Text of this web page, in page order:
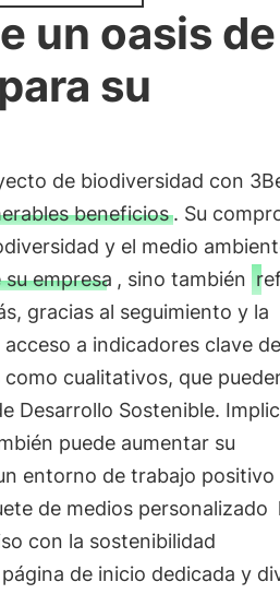
un oasis de
su
de biodiversidad con
beneficios. Su
y el medio
empresa , sino también
gracias al seguimiento y la
acceso a indicadores clave de
cualitativos, que
Desarrollo Sostenible.
puede aumentar su
entorno de trabajo positivo
de medios personalizado
con la sostenibilidad
de inicio dedicada y